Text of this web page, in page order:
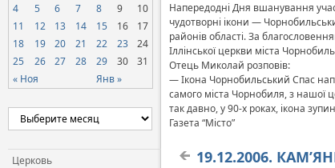
« Ноя Янв »
4
5 6 7 8 9
10
11
12 13 14 15 16
17
18
19 20 21 22 23
24
25
26 27 28 29 30 31
Церковь
Напередодні Дня вшанування
чудотворні ікони —
районів області. За
Іллінської церкви міста
Отець Миколай розповів:
— Ікона Чорнобильський Спас
самого міста Чорнобиля, з нашої
так давно, у 90-х роках, ікона
Газета “Місто”
19.12.2006.